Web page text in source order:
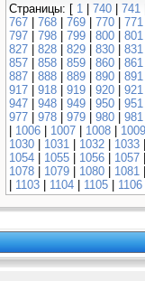
Страницы: [ 1 | 740 | 741
767 | 768 | 769 | 770 | 771
797 | 798 | 799 | 800 | 801
827 | 828 | 829 | 830 | 831
857 | 858 | 859 | 860 | 861
887 | 888 | 889 | 890 | 891
917 | 918 | 919 | 920 | 921
947 | 948 | 949 | 950 | 951
977 | 978 | 979 | 980 | 981
| 1006 | 1007 | 1008 | 1009
1030 | 1031 | 1032 | 1033 |
1054 | 1055 | 1056 | 1057 |
1078 | 1079 | 1080 | 1081 |
| 1103 | 1104 | 1105 | 1106